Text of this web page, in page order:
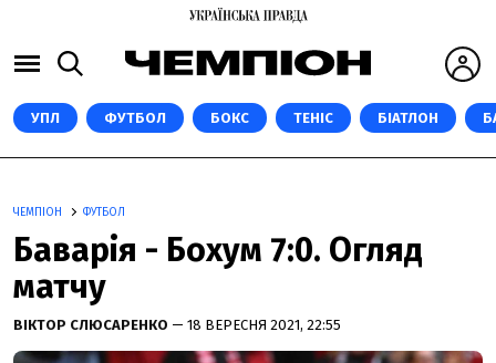
УПЛ ФУТБОЛ БОКС ТЕНІС БІАТЛОН
ЧЕМПІОН ФУТБОЛ
Баварія - Бохум 7:0. Огляд
матчу
ВІКТОР СЛЮСАРЕНКО — 18 ВЕРЕСНЯ 2021, 22:55